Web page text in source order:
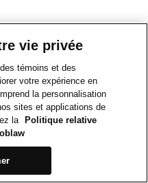
vie privée
témoins et des
votre expérience en
la personnalisation
sites et applications de
la
Politique relative